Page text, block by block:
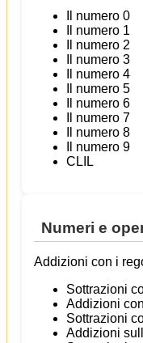
Il numero 0
Il numero 1
Il numero 2
Il numero 3
Il numero 4
Il numero 5
Il numero 6
Il numero 7
Il numero 8
Il numero 9
CLIL
Numeri e
Addizioni con i
Sottrazioni
Addizioni
Sottrazioni
Addizioni